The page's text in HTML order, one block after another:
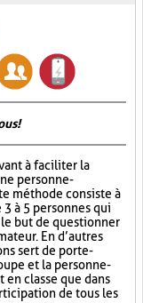
à faciliter la
personne-
méthode consiste à
à 5 personnes qui
le but de questionner
En d’autres
sert de porte-
et la personne-
classe que dans
de tous les